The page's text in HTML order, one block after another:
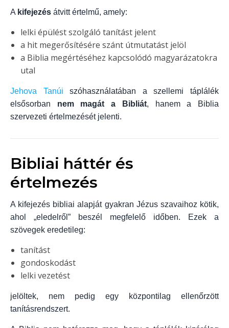
A kifejezés átvitt értelmű, amely:
lelki épülést szolgáló tanítást jelent
a hit megerősítésére szánt útmutatást jelöl
a Biblia megértéséhez kapcsolódó magyarázatokra
utal
Jehova Tanúi szóhasználatában a szellemi táplálék
elsősorban nem magát a Bibliát, hanem a Biblia
szervezeti értelmezését jelenti.
Bibliai háttér és
értelmezés
A kifejezés bibliai alapját gyakran Jézus szavaihoz kötik,
ahol „eledelről” beszél megfelelő időben. Ezek a
szövegek eredetileg:
tanítást
gondoskodást
lelki vezetést
jelöltek, nem pedig egy központilag ellenőrzött
tanításrendszert.